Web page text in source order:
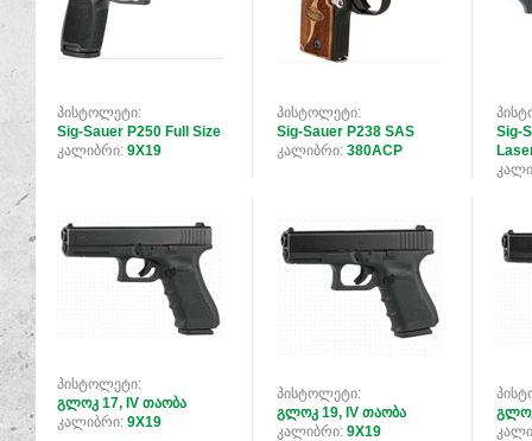
პისტოლეტი:
Sig-Sauer P250 Full Size
კალიბრი: 9X19
პისტოლეტი:
Sig-Sauer P238 SAS
კალიბრი: 380ACP
Sig-
პისტოლეტი:
გლოკ 17, IV თაობა
კალიბრი: 9X19
პისტოლეტი:
გლოკ 19, IV თაობა
კალიბრი: 9X19